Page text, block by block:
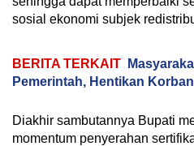
sosial ekonomi subjek
BERITA TERKAIT
Pemerintah, Hentikan
Diakhir sambutannya Bupati
momentum penyerahan